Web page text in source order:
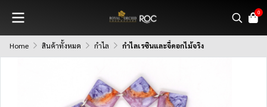
0
Home สินค้าทั้งหมด กำไล กำไลเรซินและจี้ดอกไม้จริง